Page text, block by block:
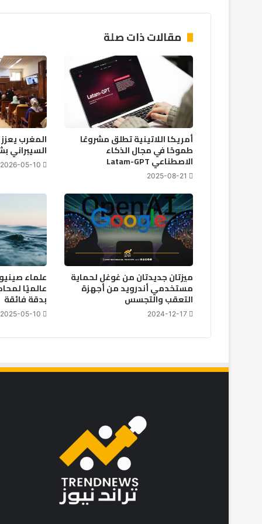
مقالات ذات صلة
أمريكا اللاتينية تطلق مشروعًا
طموحًا في مجال الذكاء
الاصطناعي Latam-GPT
2025-08-21
المغرب
السيبراني
2026-05-10
ميزتان جديدتان من غوغل لحماية
مستخدمي أندرويد من أجهزة
التعقب والتجسس
2024-12-17
علماء
عالميًا
بدقة فائقة
2025-05-10